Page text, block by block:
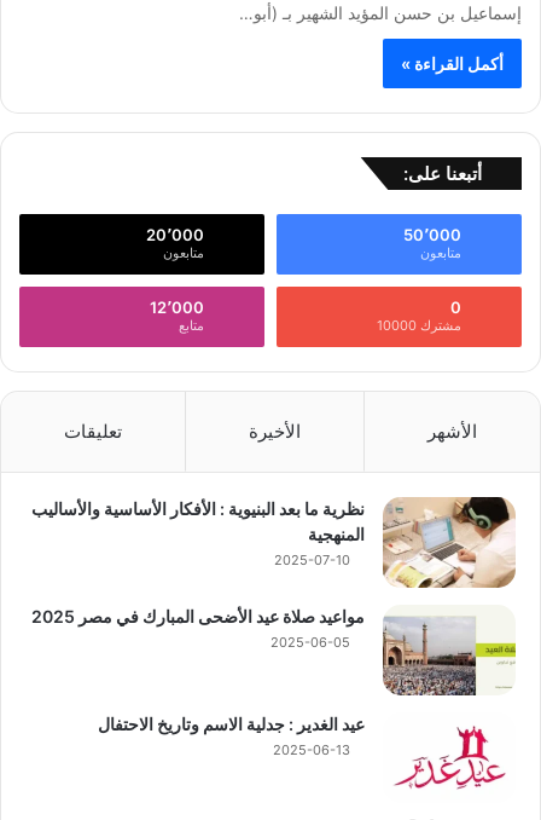
إسماعيل بن حسن المؤيد الشهير بـ (أبو…
أكمل القراءة »
أتبعنا على:
50٬000
متابعون
20٬000
متابعون
0
مشترك 10000
12٬000
متابع
الأشهر الأخيرة تعليقات
نظرية ما بعد البنيوية : الأفكار الأساسية والأساليب
المنهجية
2025-07-10
مواعيد صلاة عيد الأضحى المبارك في مصر 2025
2025-06-05
عيد الغدير : جدلية الاسم وتاريخ الاحتفال
2025-06-13